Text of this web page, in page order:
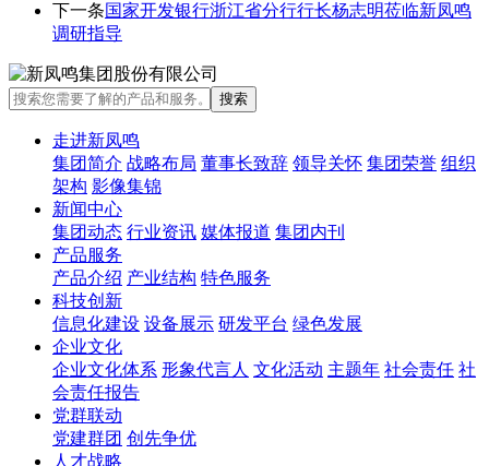
下一条国家开发银行浙江省分行行长杨志明莅临新凤鸣
调研指导
走进新凤鸣
集团简介 战略布局 董事长致辞 领导关怀 集团荣誉 组织
架构 影像集锦
新闻中心
集团动态 行业资讯 媒体报道 集团内刊
产品服务
产品介绍 产业结构 特色服务
科技创新
信息化建设 设备展示 研发平台 绿色发展
企业文化
企业文化体系 形象代言人 文化活动 主题年 社会责任 社
会责任报告
党群联动
党建群团 创先争优
人才战略